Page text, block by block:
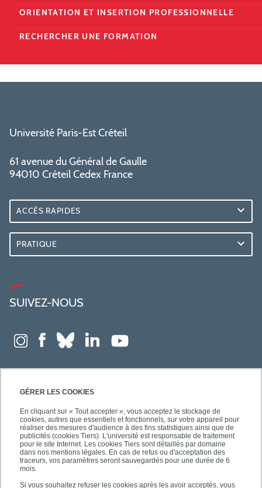
GÉRER LES COOKIES
En cliquant sur « Tout accepter », vous acceptez le stockage de
cookies, autres que essentiels et fonctionnels, sur votre appareil pour
réaliser des mesures d'audience à des fins statistiques ainsi que de
publicités (cookies Tiers). L'université est responsable de traitement
pour le site Internet. Les cookies Tiers sont détaillés par domaine
dans nos mentions légales. En cas de refus ou d'acceptation des
traceurs, vos paramètres seront sauvegardés pour une durée de 6
mois.
Si vous souhaitez refuser les cookies après les avoir acceptés, vous
ORIENTATION ET INSERTION PROFESSIONNELLE
RECHERCHER UNE FORMATION
Université Paris-Est Créteil
61 avenue du Général de Gaulle
94010 Créteil Cedex France
ACCÈS RAPIDES
PRATIQUE
SUIVEZ-NOUS